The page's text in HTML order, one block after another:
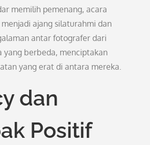
memilih pemenang, acara
menjadi ajang silaturahmi dan
antar fotografer dari
yang berbeda, menciptakan
yang erat di antara mereka.
dan
Positif